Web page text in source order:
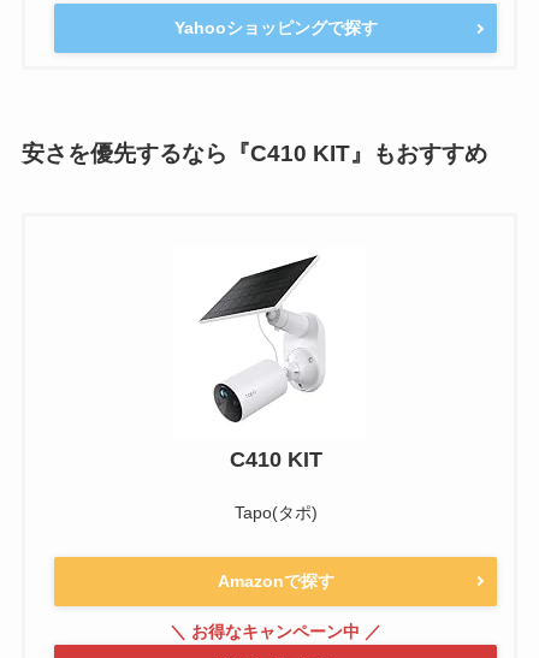
Yahooショッピングで探す
安さを優先するなら『C410 KIT』もおすすめ
C410 KIT
Tapo(タポ)
Amazonで探す